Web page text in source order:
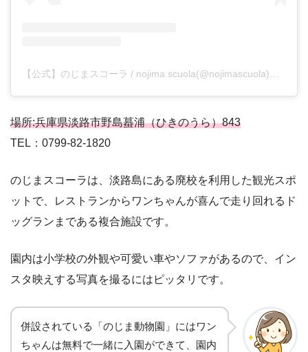
場所:兵庫県淡路市野島蟇浦（ひきのうら）843
TEL：0799-82-1820
のじまスコーラは、淡路島にある廃校を利用した観光スポ
ットで、レストランからワンちゃんが喜んで走り回れるド
ッグランまである複合施設です。
園内は小学校の外観や可愛い車やソファがあるので、イン
スタ映えする写真を撮るにはピッタリです。
併設されている「のじま動物園」にはワン
ちゃんは無料で一緒に入園ができて、園内